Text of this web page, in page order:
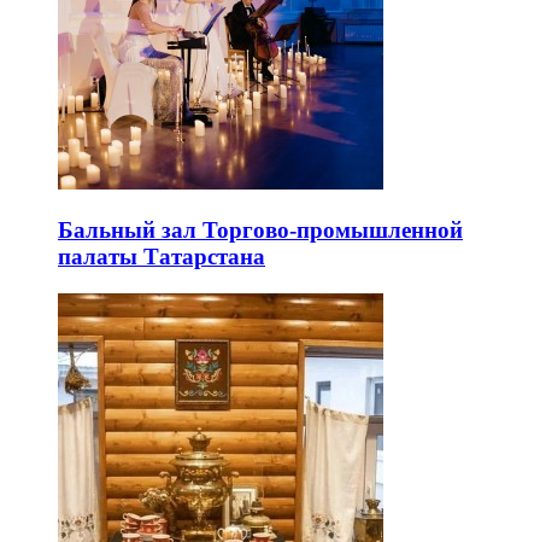
Бальный зал Торгово-промышленной
палаты Татарстана